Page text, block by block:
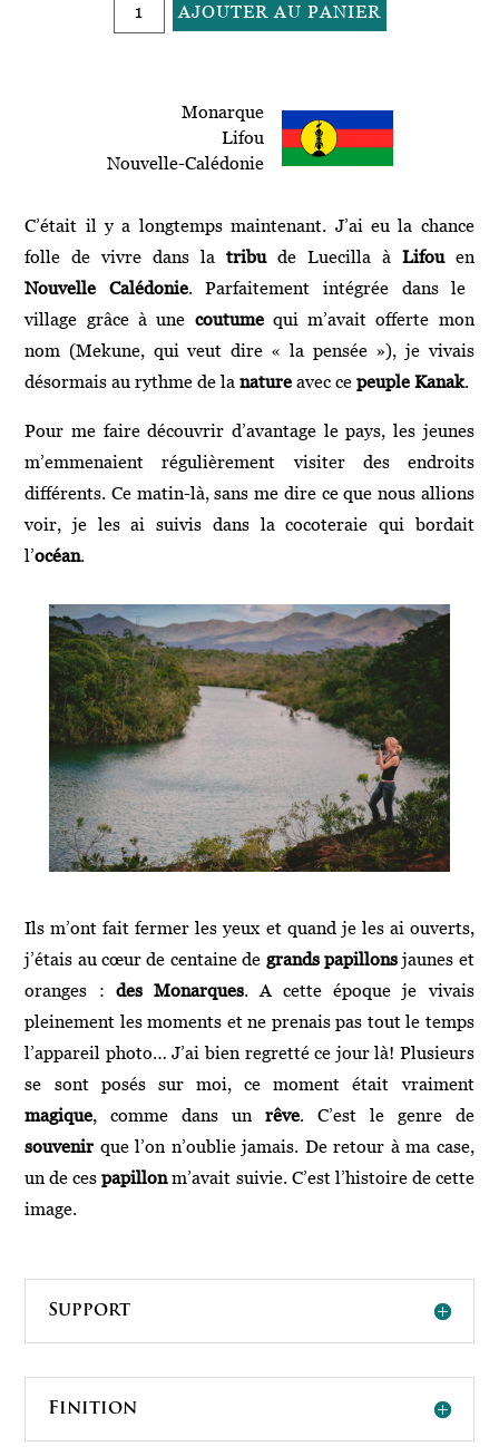
AJOUTER AU PANIER
t
i
v
:
Monarque
Lifou
Nouvelle-Calédonie
C’était il y a longtemps maintenant. J’ai eu la chance
folle de vivre dans la tribude Luecilla à Lifou en
Nouvelle Calédonie. Parfaitement intégrée dans le
village grâce à une coutumequi m’avait offerte mon
nom (Mekune, qui veut dire « la pensée »), je vivais
désormais au rythme de lanature avec cepeuple Kanak.
Pour me faire découvrir d’avantage le pays, les jeunes
m’emmenaient régulièrement visiter des endroits
différents. Ce matin-là, sans me dire ce que nous allions
voir, je les ai suivis dans la cocoteraie qui bordait
l’océan.
Ils m’ont fait fermer les yeux et quand je les ai ouverts,
j’étais au cœur de centaine de grands papillonsjaunes et
oranges : des Monarques. A cette époque je vivais
pleinement les moments et ne prenais pas tout le temps
l’appareil photo… J’ai bien regretté ce jour là! Plusieurs
se sont posés sur moi, ce moment était vraiment
magique, comme dans un rêve. C’est le genre de
souvenir que l’on n’oublie jamais. De retour à ma case,
un de cespapillonm’avait suivie. C’est l’histoire de cette
image.
Support
Finition